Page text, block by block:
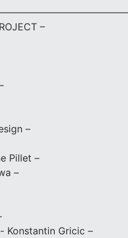
–
–
Pillet –
–
Konstantin Gricic –